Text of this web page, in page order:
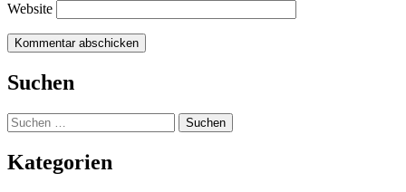
Website
Suchen
Suchen
nach:
Kategorien